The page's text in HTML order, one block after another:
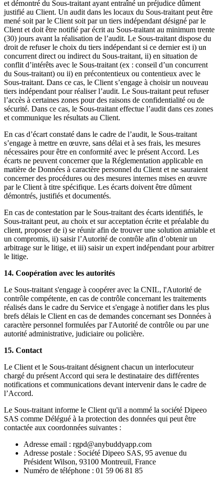
et démontré du Sous-traitant ayant entraîné un préjudice dûment
justifié au Client. Un audit dans les locaux du Sous-traitant peut être
mené soit par le Client soit par un tiers indépendant désigné par le
Client et doit être notifié par écrit au Sous-traitant au minimum trente
(30) jours avant la réalisation de l’audit. Le Sous-traitant dispose du
droit de refuser le choix du tiers indépendant si ce dernier est i) un
concurrent direct ou indirect du Sous-traitant, ii) en situation de
conflit d’intérêts avec le Sous-traitant (ex : conseil d’un concurrent
du Sous-traitant) ou ii) en précontentieux ou contentieux avec le
Sous-traitant. Dans ce cas, le Client s’engage à choisir un nouveau
tiers indépendant pour réaliser l’audit. Le Sous-traitant peut refuser
l’accès à certaines zones pour des raisons de confidentialité ou de
sécurité. Dans ce cas, le Sous-traitant effectue l’audit dans ces zones
et communique les résultats au Client.
En cas d’écart constaté dans le cadre de l’audit, le Sous-traitant
s’engage à mettre en œuvre, sans délai et à ses frais, les mesures
nécessaires pour être en conformité avec le présent Accord. Les
écarts ne peuvent concerner que la Réglementation applicable en
matière de Données à caractère personnel du Client et ne sauraient
concerner des procédures ou des mesures internes mises en œuvre
par le Client à titre spécifique. Les écarts doivent être dûment
démontrés, justifiés et documentés.
En cas de contestation par le Sous-traitant des écarts identifiés, le
Sous-traitant peut, au choix et sur acceptation écrite et préalable du
client, proposer de i) se réunir afin de trouver une solution amiable et
un compromis, ii) saisir l’Autorité de contrôle afin d’obtenir un
arbitrage sur le litige, et iii) saisir un expert indépendant pour arbitrer
le litige.
14. Coopération avec les autorités
Le Sous-traitant s'engage à coopérer avec la CNIL, l'Autorité de
contrôle compétente, en cas de contrôle concernant les traitements
réalisés dans le cadre du Service et s'engage à notifier dans les plus
brefs délais le Client en cas de demandes concernant ses Données à
caractère personnel formulées par l'Autorité de contrôle ou par une
autorité administrative, judiciaire ou policière.
15. Contact
Le Client et le Sous-traitant désignent chacun un interlocuteur
chargé du présent Accord qui sera le destinataire des différentes
notifications et communications devant intervenir dans le cadre de
l’Accord.
Le Sous-traitant informe le Client qu'il a nommé la société Dipeeo
SAS comme Délégué à la protection des données qui peut être
contactée aux coordonnées suivantes :
Adresse email : rgpd@anybuddyapp.com
Adresse postale : Société Dipeeo SAS, 95 avenue du
Président Wilson, 93100 Montreuil, France
Numéro de téléphone : 01 59 06 81 85